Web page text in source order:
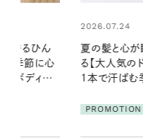
レッシュす
プー】 この
中心地よく
2026.07.21
リーとの重ね